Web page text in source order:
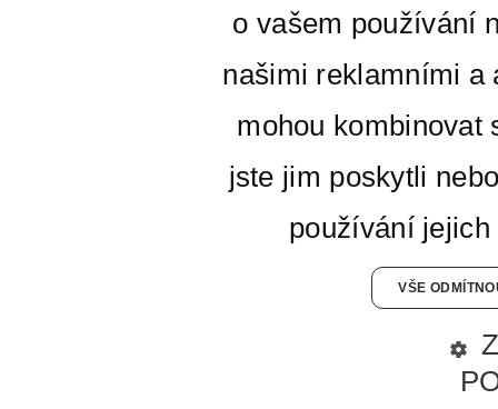
o vašem používání
našimi reklamními a
mohou kombinovat
jste jim poskytli
používání
VŠE